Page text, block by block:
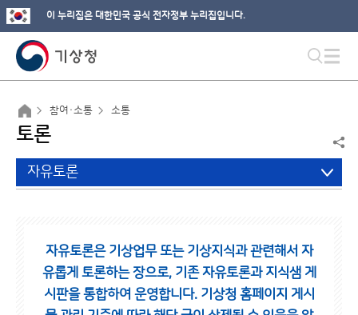
이 누리집은 대한민국 공식 전자정부 누리집입니다.
참여·소통 소통
토론
자유토론
자유토론은 기상업무 또는 기상지식과 관련해서 자
유롭게 토론하는 장으로, 기존 자유토론과 지식샘 게
시판을 통합하여 운영합니다. 기상청 홈페이지 게시